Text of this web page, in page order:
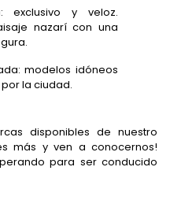
exclusivo y veloz.
nazarí con una
modelos idóneos
la ciudad.
disponibles de nuestro
más y ven a conocernos!
para ser conducido